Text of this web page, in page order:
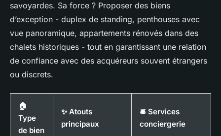
savoyardes. Sa force ? Proposer des biens
d’exception - duplex de standing, penthouses avec
vue panoramique, appartements rénovés dans des
chalets historiques - tout en garantissant une relation
de confiance avec des acquéreurs souvent étrangers
ou discrets.
🏠
Type
de bien
✨ Atouts
principaux
🛎️ Services
conciergerie